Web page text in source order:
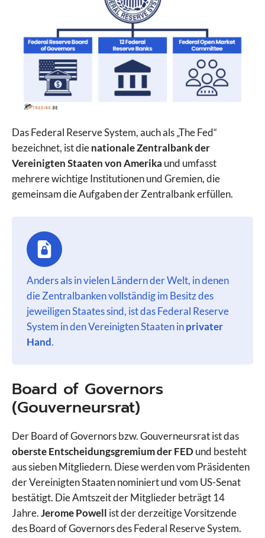
Das Federal Reserve System, auch als „The Fed“
bezeichnet, ist dienationale Zentralbank der
Vereinigten Staaten von Amerika und umfasst
mehrere wichtige Institutionen und Gremien, die
gemeinsam die Aufgaben der Zentralbank erfüllen.
Anders als in vielen Ländern der Welt, in denen
die Zentralbanken vollständig im Besitz des
jeweiligen Staates sind, ist das Federal Reserve
System in den Vereinigten Staaten inprivater
Hand.
Board of Governors
(Gouverneursrat)
Der Board of Governors bzw. Gouverneursrat ist das
oberste Entscheidungsgremium der FEDund besteht
aus sieben Mitgliedern. Diese werden vom Präsidenten
der Vereinigten Staaten nominiert und vom US-Senat
bestätigt. Die Amtszeit der Mitglieder beträgt 14
Jahre.Jerome Powell ist der derzeitige Vorsitzende
des Board of Governors des Federal Reserve System.